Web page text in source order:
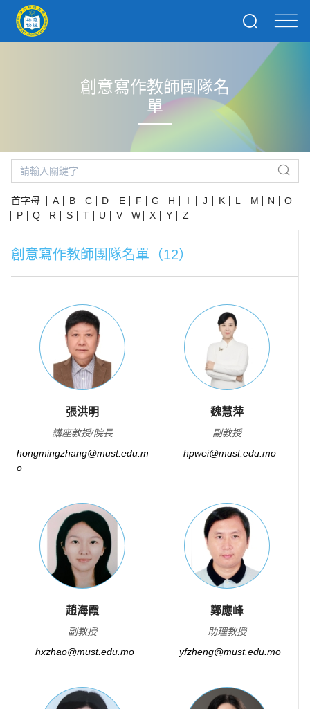
創意寫作教師團隊名
單
首字母 A B C D E F G H I J K L M N
O
P
Q R S T U V W X Y Z
創意寫作教師團隊名單（12）
張洪明
講座教授/院長
hongmingzhang@must.edu.m
o
魏慧萍
副教授
hpwei@must.edu.mo
趙海霞
副教授
hxzhao@must.edu.mo
鄭應峰
助理教授
yfzheng@must.edu.mo